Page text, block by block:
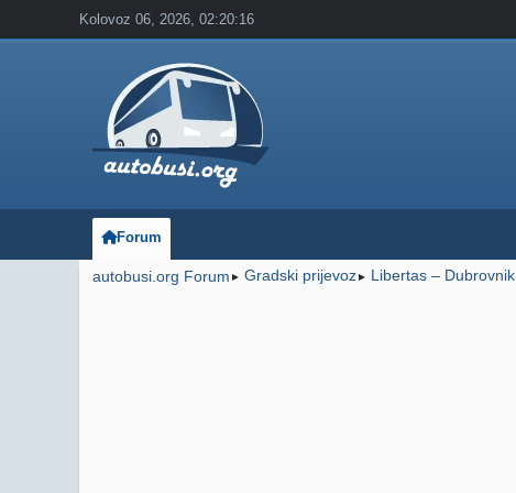
Kolovoz 06, 2026, 02:20:16
Forum
autobusi.org Forum ► Gradski prijevoz► Libertas – Dubrovnik